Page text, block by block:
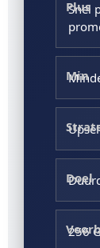
Snel
256